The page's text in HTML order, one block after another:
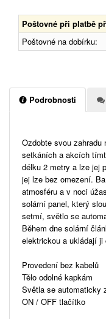
Poštovné při platbě
Poštovné na dobírku:
Podrobnosti
Ozdobte svou
setkáních a akcích
délku 2 metry a lze jej
jej lze bez omezení.
atmosféru a v noci
solární panel, který
setmí, světlo se
Během dne solární
elektrickou a ukládají ji
Provedení bez kabelů
Tělo odolné kapkám
Světla se automaticky
ON / OFF tlačítko